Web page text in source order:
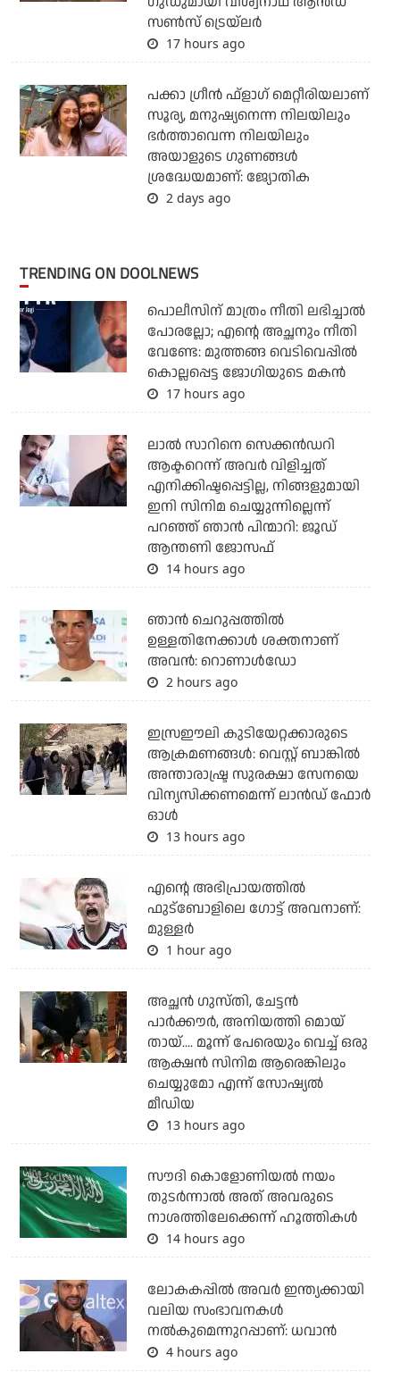
സണ്‍സ് ട്രെയ്‌ലര്‍
17 hours ago
പക്കാ ഗ്രീന്‍ ഫ്‌ളാഗ് മെറ്റീരിയലാണ്
സൂര്യ, മനുഷ്യനെന്ന നിലയിലും
ഭര്‍ത്താവെന്ന നിലയിലും
അയാളുടെ ഗുണങ്ങള്‍
ശ്രദ്ധേയമാണ്: ജ്യോതിക
2 days ago
TRENDING ON DOOLNEWS
പൊലീസിന് മാത്രം നീതി ലഭിച്ചാല്‍
പോരല്ലോ; എന്റെ അച്ഛനും നീതി
വേണ്ടേ: മുത്തങ്ങ വെടിവെപ്പില്‍
കൊല്ലപ്പെട്ട ജോഗിയുടെ മകന്‍
17 hours ago
ലാല്‍ സാറിനെ സെക്കന്‍ഡറി
ആക്ടറെന്ന് അവര്‍ വിളിച്ചത്
എനിക്കിഷ്ടപ്പെട്ടില്ല, നിങ്ങളുമായി
ഇനി സിനിമ ചെയ്യുന്നില്ലെന്ന്
പറഞ്ഞ് ഞാന്‍ പിന്മാറി: ജൂഡ്
ആന്തണി ജോസഫ്
14 hours ago
ഞാന്‍ ചെറുപ്പത്തില്‍
ഉള്ളതിനേക്കാള്‍ ശക്തനാണ്
അവന്‍: റൊണാള്‍ഡോ
2 hours ago
ഇസ്രഈലി കുടിയേറ്റക്കാരുടെ
ആക്രമണങ്ങള്‍: വെസ്റ്റ് ബാങ്കില്‍
അന്താരാഷ്ട്ര സുരക്ഷാ സേനയെ
വിന്യസിക്കണമെന്ന് ലാന്‍ഡ് ഫോര്‍
ഓള്‍
13 hours ago
എന്റെ അഭിപ്രായത്തില്‍
ഫുട്‌ബോളിലെ ഗോട്ട് അവനാണ്:
മുള്ളര്‍
1 hour ago
അച്ഛന്‍ ഗുസ്തി, ചേട്ടന്‍
പാര്‍ക്കൗര്‍, അനിയത്തി മൊയ്
തായ്.... മൂന്ന് പേരെയും വെച്ച് ഒരു
ആക്ഷന്‍ സിനിമ ആരെങ്കിലും
ചെയ്യുമോ എന്ന് സോഷ്യല്‍
മീഡിയ
13 hours ago
സൗദി കൊളോണിയല്‍ നയം
തുടര്‍ന്നാല്‍ അത് അവരുടെ
നാശത്തിലേക്കെന്ന് ഹൂത്തികള്‍
14 hours ago
ലോകകപ്പിൽ അവര്‍ ഇന്ത്യക്കായി
വലിയ സംഭാവനകള്‍
നല്‍കുമെന്നുറപ്പാണ്: ധവാന്‍
4 hours ago